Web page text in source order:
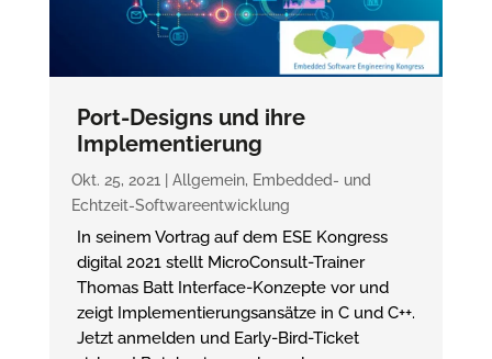
Port-Designs und ihre
Implementierung
Okt. 25, 2021 Allgemein, Embedded- und
Echtzeit-Softwareentwicklung
In seinem Vortrag auf dem ESE Kongress
digital 2021 stellt MicroConsult-Trainer
Thomas Batt Interface-Konzepte vor und
zeigt Implementierungsansätze in C und C++.
Jetzt anmelden und Early-Bird-Ticket